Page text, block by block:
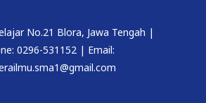
No.21 Blora, Jawa Tengah |
0296-531152 | Email: